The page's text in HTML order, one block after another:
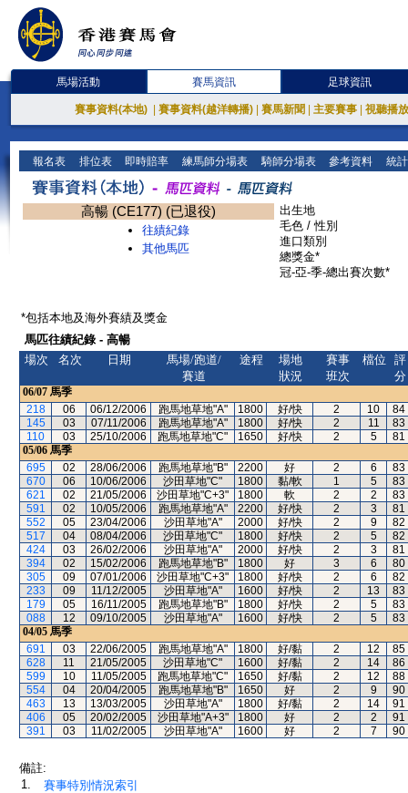
馬場活動 賽馬資訊 足球資訊
賽事資料(本地) 賽事資料(越洋轉播) 賽馬新聞 主要賽事 視聽播
報名表 排位表 即時賠率 練馬師分場表 騎師分場表 參考資料 統
高暢 (CE177) (已退役)
往績紀錄
其他馬匹
出生地
毛色 / 性別
進口類別
總獎金*
冠-亞-季-總出賽次數*
*包括本地及海外賽績及獎金
馬匹往績紀錄 - 高暢
場次
名次 日期
馬場/跑道/
賽道
途程
場地
狀況
賽事
班次
檔位
評
分
06/07 馬季
218
06 06/12/2006 跑馬地草地"A" 1800 好/快 2 10
84
145
03 07/11/2006 跑馬地草地"A" 1800 好/快 2 11
83
110
03 25/10/2006 跑馬地草地"C" 1650 好/快 2 5
81
05/06 馬季
695
02 28/06/2006 跑馬地草地"B" 2200 好 2 6
83
670
06 10/06/2006 沙田草地"C" 1800 黏/軟 1 5
83
621
02 21/05/2006 沙田草地"C+3" 1800 軟 2 2
83
591
02 10/05/2006 跑馬地草地"A" 2200 好/快 2 3
81
552
05 23/04/2006 沙田草地"A" 2000 好/快 2 9
82
517
04 08/04/2006 沙田草地"C" 1800 好/快 2 5
82
424
03 26/02/2006 沙田草地"A" 2000 好/快 2 3
81
394
02 15/02/2006 跑馬地草地"B" 1800 好 3 6
80
305
09 07/01/2006 沙田草地"C+3" 1800 好/快 2 6
82
233
09 11/12/2005 沙田草地"A" 1600 好/快 2 13
83
179
05 16/11/2005 跑馬地草地"B" 1800 好/快 2 5
83
088
12 09/10/2005 沙田草地"A" 1600 好/快 2 5
83
04/05 馬季
691
03 22/06/2005 跑馬地草地"A" 1800 好/黏 2 12
85
628
11 21/05/2005 沙田草地"C" 1600 好/黏 2 14
86
599
10 11/05/2005 跑馬地草地"C" 1650 好/黏 2 12
88
554
04 20/04/2005 跑馬地草地"B" 1650 好 2 9
90
463
13 13/03/2005 沙田草地"A" 1800 好/黏 2 14
91
406
05 20/02/2005 沙田草地"A+3" 1800 好 2 2
91
391
03 11/02/2005 沙田草地"A" 1600 好 2 7 90
備註:
1.
賽事特別情況索引